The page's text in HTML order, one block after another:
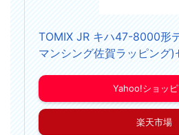
TOMIX JR キハ47-8000形
マンシング佐賀ラッピング)
Yahoo!ショッ
楽天市場